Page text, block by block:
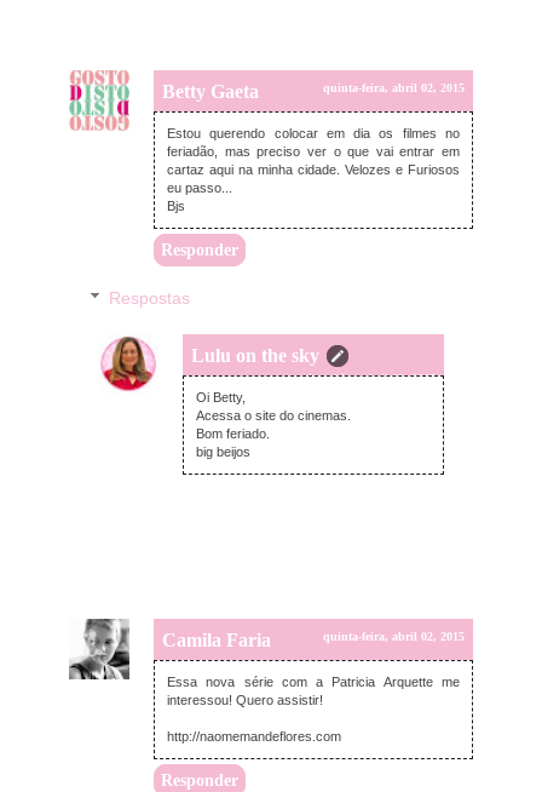
Betty Gaeta quinta-feira, abril 02, 2015
Estou querendo colocar em dia os filmes no
feriadão, mas preciso ver o que vai entrar em
cartaz aqui na minha cidade. Velozes e Furiosos
eu passo...
Bjs
Responder
Respostas
Lulu on the sky
quinta-feira, abril 02, 2015
Oi Betty,
Acessa o site do cinemas.
Bom feriado.
big beijos
Camila Faria quinta-feira, abril 02, 2015
Essa nova série com a Patricia Arquette me
interessou! Quero assistir!
http://naomemandeflores.com
Responder